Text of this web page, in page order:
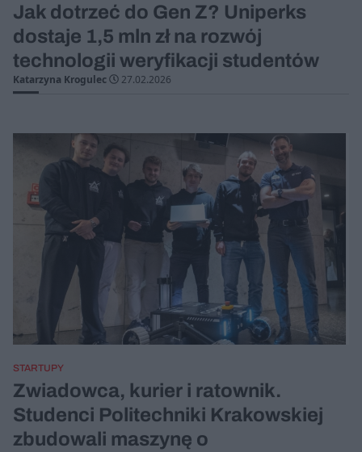
Jak dotrzeć do Gen Z? Uniperks
dostaje 1,5 mln zł na rozwój
technologii weryfikacji studentów
Katarzyna Krogulec 27.02.2026
STARTUPY
Zwiadowca, kurier i ratownik.
Studenci Politechniki Krakowskiej
zbudowali maszynę o